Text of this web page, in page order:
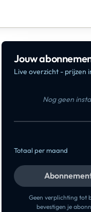
Jouw
Live overzicht - prijzen
Nog geen
Totaal per maand
Geen verplichting tot
bevestigen je